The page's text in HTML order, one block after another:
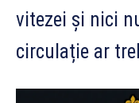
vitezei și nici
circulație ar